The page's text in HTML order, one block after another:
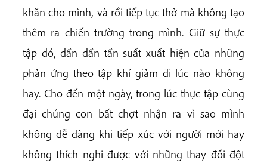
khăn cho mình, và rồi tiếp tục thở mà không tạo
thêm ra chiến trường trong mình. Giữ sự thực
tập đó, dần dần tần suất xuất hiện của những
phản ứng theo tập khí giảm đi lúc nào không
hay. Cho đến một ngày, trong lúc thực tập cùng
đại chúng con bất chợt nhận ra vì sao mình
không dễ dàng khi tiếp xúc với người mới hay
không thích nghi được với những thay đổi đột